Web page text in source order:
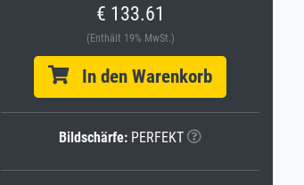
€ 133.61
(Enthält 19% MwSt.)
In den Warenkorb
Bildschärfe: PERFEKT